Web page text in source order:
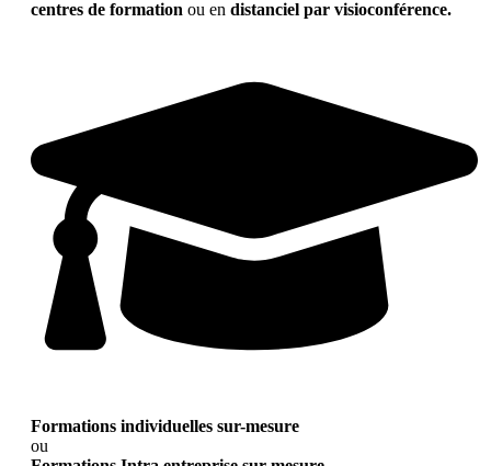
centres de formation ou en distanciel par visioconférence.
Formations individuelles sur-mesure
ou